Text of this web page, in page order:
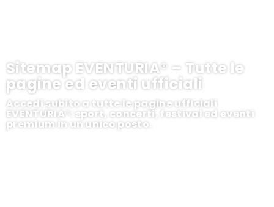
Sitemap EVENTURIA® – Tutte le
pagine ed eventi ufficiali
Accedi subito a tutte le pagine ufficiali
EVENTURIA®: sport, concerti, festival ed eventi
premium in un unico posto.